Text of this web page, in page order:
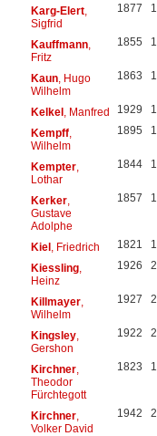
Karg-Elert,
Sigfrid
1877
Kauffmann,
Fritz
1855
Kaun, Hugo
Wilhelm
1863
Kelkel, Manfred 1929
Kempff,
Wilhelm
1895
Kempter,
Lothar
1844
Kerker,
Gustave
Adolphe
1857
Kiel, Friedrich 1821
Kiessling,
Heinz
1926
Killmayer,
Wilhelm
1927
Kingsley,
Gershon
1922
Kirchner,
Theodor
Fürchtegott
1823
Kirchner,
Volker David
1942